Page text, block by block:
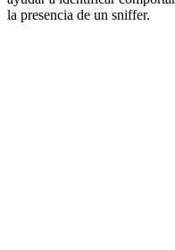
la presencia de un sniffer.